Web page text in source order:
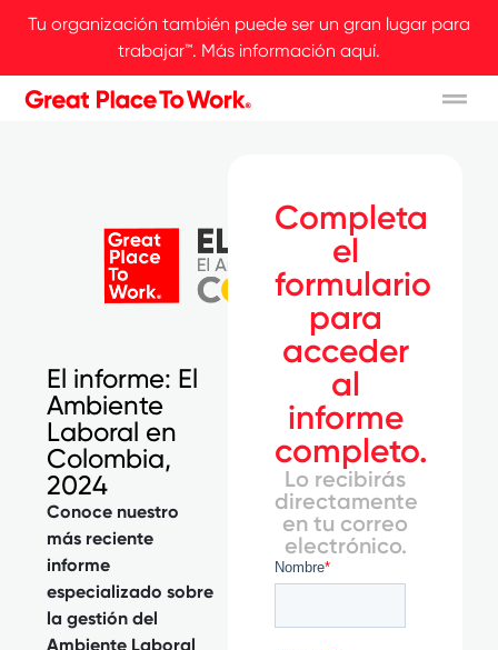
Tu organización también puede ser un gran lugar para
trabajar™. Más información aquí.
El informe: El
Ambiente
Laboral en
Colombia,
2024
Conoce nuestro
más reciente
informe
especializado sobre
la gestión del
Ambiente Laboral
Completa
el
formulario
para
acceder
al
informe
completo.
Lo recibirás
directamente
en tu correo
electrónico.